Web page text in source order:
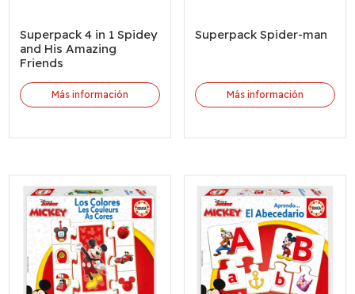
Superpack 4 in 1 Spidey
and His Amazing
Friends
Más información
Superpack Spider-man
Más información